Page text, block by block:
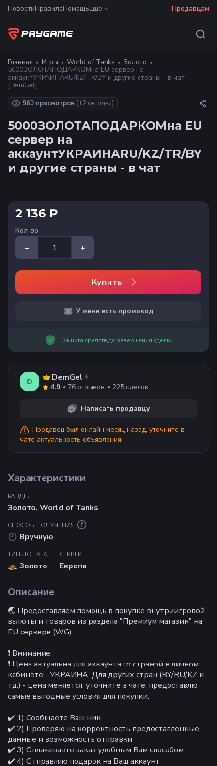
НовостиПравилаПомощьЕщё Продавцам
Главная Игры World of Tanks
Золото
5000ЗОЛОТАПОДАРКОМна EU сервер на
аккаунтУКРАИНАRU/KZ/TR/BY и другие страны - в чат
[DemGel]
960 просмотров (+2 сегодня)
5000ЗОЛОТАПОДАРКОМна EU
сервер на
аккаунтУКРАИНАRU/KZ/TR/BY
и другие страны - в чат
2 136 ₽
Кол-во
– +
Купить
У меня есть промокод
Защита средств до завершения сделки
D DemGel
4.9 76 отзывов 225 сделок
Написать продавцу
Продавец был онлайн месяц назад, уточните в
чате актуальность объявления.
Характеристики
РАЗДЕЛ
Золото, World of Tanks
СПОСОБ ПОЛУЧЕНИЯ
Вручную
ТИП ДОНАТА
Золото
СЕРВЕР
Европа
Описание
🌏 Предоставляем помощь в покупке внутриигровой
валюты и товаров из раздела "Премиум магазин" на
EU сервере (WG)
❗ Внимание:
❗ Цена актуальна для аккаунта со страной в личном
кабинете - УКРАИНА. Для других стран (BY/RU/KZ и
тд.) - цена меняется, уточните в чате, предоставлю
самые выгодные условия для покупки.
✔️ 1) Сообщаете Ваш ник
✔️ 2) Проверяю на корректность предоставленные
данные и возможность отправки
✔️ 3) Оплачиваете заказ удобным Вам способом
✔️ 4) Отправляю подарок на Ваш аккаунт